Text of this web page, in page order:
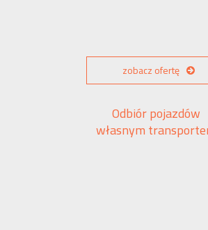
zobacz ofertę
Odbiór pojazdów
własnym